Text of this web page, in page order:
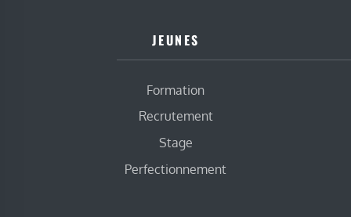
JEUNES
Formation
Recrutement
Stage
Perfectionnement